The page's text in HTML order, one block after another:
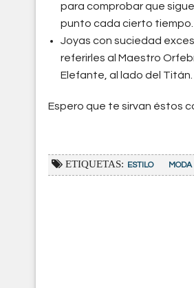
para comprobar que
punto cada cierto tiempo.
Joyas con suciedad
referirles al Maestro
Elefante, al lado del Titán.
Espero que te sirvan éstos
ETIQUETAS: ESTILO MODA